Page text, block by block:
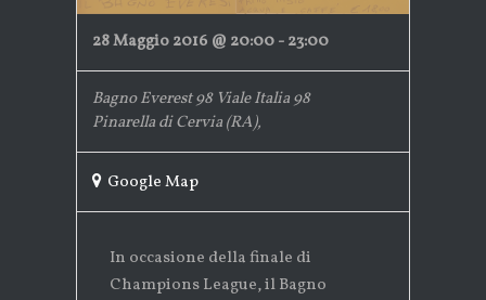
28 Maggio 2016 @ 20:00-23:00
Bagno Everest 98 Viale Italia 98
Pinarella di Cervia (RA),
Google Map
In occasione della finale di
Champions League, il Bagno